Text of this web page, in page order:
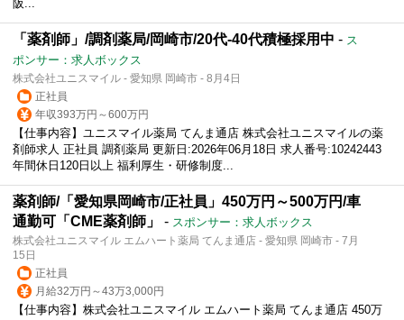
阪...
「薬剤師」/調剤薬局/岡崎市/20代-40代積極採用中 - ス
ポンサー：求人ボックス
株式会社ユニスマイル - 愛知県 岡崎市 - 8月4日
正社員
年収393万円～600万円
【仕事内容】ユニスマイル薬局 てんま通店 株式会社ユニスマイルの薬
剤師求人 正社員 調剤薬局 更新日:2026年06月18日 求人番号:10242443
年間休日120日以上 福利厚生・研修制度...
薬剤師/「愛知県岡崎市/正社員」450万円～500万円/車
通勤可「CME薬剤師」
- スポンサー：求人ボックス
株式会社ユニスマイル エムハート薬局 てんま通店 - 愛知県 岡崎市 - 7月
15日
正社員
月給32万円～43万3,000円
【仕事内容】株式会社ユニスマイル エムハート薬局 てんま通店 450万